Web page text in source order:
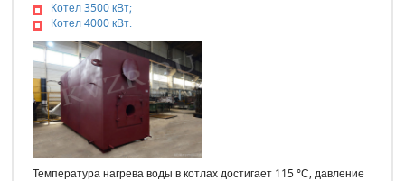
Модульная котельная цена
Модульные газовые котельные цена
Модульные котельные на газу
Модульные котельные официальный сайт
Модульные котельные системы официальный сайт
Модульные котельные системы
Модульные котельные стоимость
Модульные котельные установки
Модульные угольные котельные
Котел 3500 кВт;
Котел 4000 кВт.
Температура нагрева воды в котлах достигает 115 °С, давление